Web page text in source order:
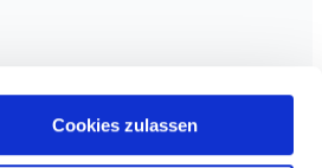
Cookies zulassen